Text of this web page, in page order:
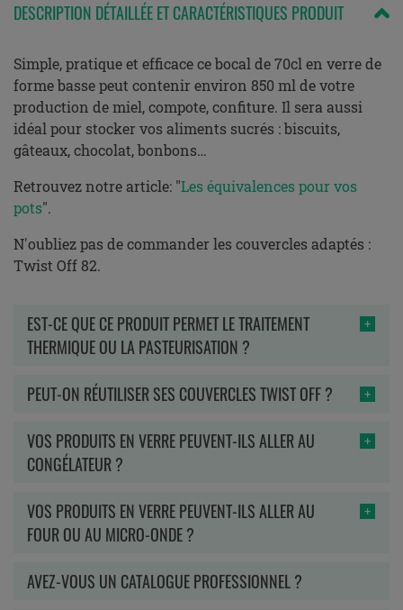
DESCRIPTION DÉTAILLÉE ET CARACTÉRISTIQUES PRODUIT
Simple, pratique et efficace ce bocal de 70cl en verre de
forme basse peut contenir environ 850 ml de votre
production de miel, compote, confiture. Il sera aussi
idéal pour stocker vos aliments sucrés : biscuits,
gâteaux, chocolat, bonbons…
Retrouvez notre article: "Les équivalences pour vos
pots".
N'oubliez pas de commander les couvercles adaptés :
Twist Off 82.
EST-CE QUE CE PRODUIT PERMET LE TRAITEMENT
THERMIQUE OU LA PASTEURISATION ?
PEUT-ON RÉUTILISER SES COUVERCLES TWIST OFF ?
VOS PRODUITS EN VERRE PEUVENT-ILS ALLER AU
CONGÉLATEUR ?
VOS PRODUITS EN VERRE PEUVENT-ILS ALLER AU
FOUR OU AU MICRO-ONDE ?
AVEZ-VOUS UN CATALOGUE PROFESSIONNEL ?